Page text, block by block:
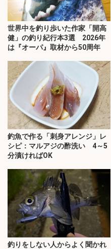
世界中を釣り歩いた作家「開高
健」の釣り紀行本3選 2026年
は『オーパ』取材から50周年
釣魚で作る「刺身アレンジ」レ
シピ：マルアジの酢洗い 4～5
分漬ければOK
釣りをしない人からよく聞かれ